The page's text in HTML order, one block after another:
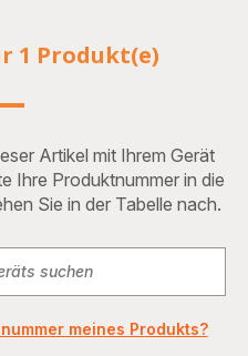
1 Produkt(e)
Artikel mit Ihrem Gerät
Ihre Produktnummer in die
Sie in der Tabelle nach.
meines Produkts?